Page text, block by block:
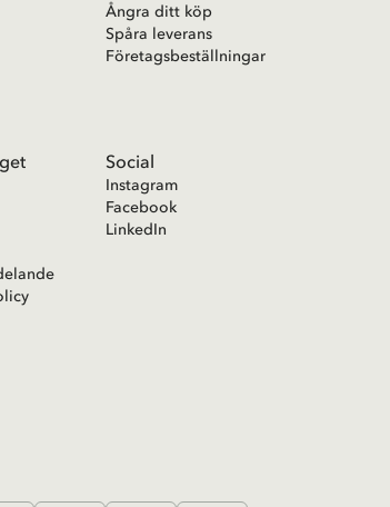
Ångra ditt köp
Spåra leverans
Företagsbeställningar
Social
Instagram
Facebook
LinkedIn